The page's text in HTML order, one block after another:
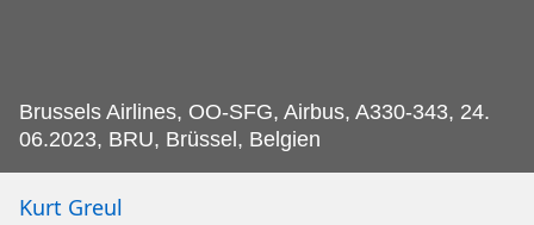
Brussels Airlines, OO-SFG, Airbus, A330-343, 24.
06.2023, BRU, Brüssel, Belgien
Kurt Greul